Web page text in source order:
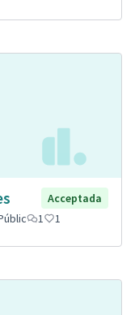
Acceptada
1 1